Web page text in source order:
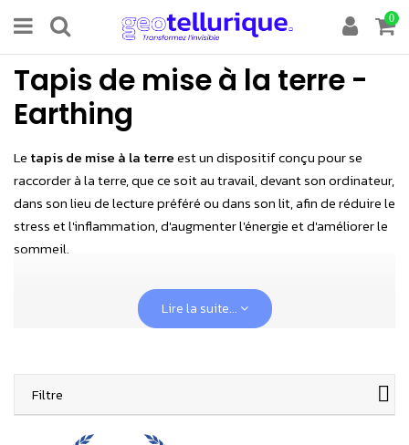
0
Tapis de mise à la terre -
Earthing
Le tapis de mise à la terreest un dispositif conçu pour se
raccorder à la terre, que ce soit au travail, devant son ordinateur,
dans son lieu de lecture préféré ou dans son lit, afin de réduire le
stress et l'inflammation, d'augmenter l'énergie et d'améliorer le
sommeil.
préconisons d'utiliser ces produits dans des
environnements si possibles assainis au niveau des
inférieure à 0,5 V
permettra d'en tirer tous les bénéfices.
Lire la suite...
Filtre